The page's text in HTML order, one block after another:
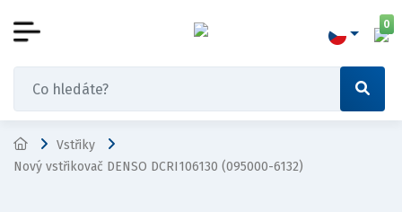
0
Vstřiky
Nový vstřikovač DENSO DCRI106130 (095000-6132)